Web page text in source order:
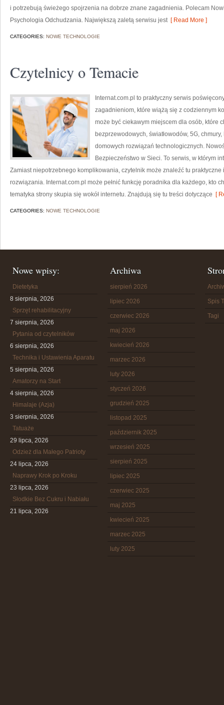
i potrzebują świeżego spojrzenia na dobrze znane zagadnienia. Polecam
Psychologia Odchudzania. Największą zaletą serwisu jest[ Read More ]
CATEGORIES: NOWE TECHNOLOGIE
Czytelnicy o Temacie
Internat.com.pl to praktyczny serwis
zagadnieniom, które wiążą się z codziennym
może być ciekawym miejscem dla osób, które
bezprzewodowych, światłowodów, 5G,
domowych rozwiązań technologicznych.
Bezpieczeństwo w Sieci. To serwis, w którym
Zamiast niepotrzebnego komplikowania, czytelnik może znaleźć tu
rozwiązania. Internat.com.pl może pełnić funkcję poradnika dla każdego, kto
tematyka strony skupia się wokół internetu. Znajdują się tu treści dotyczące [
CATEGORIES: NOWE TECHNOLOGIE
Nowe wpisy:
Dietetyka
8 sierpnia, 2026
Sprzęt rehabilitacyjny
7 sierpnia, 2026
Pytania od czytelników
6 sierpnia, 2026
Technika i Ustawienia Aparatu
5 sierpnia, 2026
Amatorzy na Start
4 sierpnia, 2026
Himalaje (Azja)
3 sierpnia, 2026
Tatuaże
29 lipca, 2026
Odzież dla Małego Patrioty
24 lipca, 2026
Naprawy Krok po Kroku
23 lipca, 2026
Słodkie Bez Cukru i Nabiału
21 lipca, 2026
Archiwa
sierpień 2026
lipiec 2026
czerwiec 2026
maj 2026
kwiecień 2026
marzec 2026
luty 2026
styczeń 2026
grudzień 2025
listopad 2025
październik 2025
wrzesień 2025
sierpień 2025
lipiec 2025
czerwiec 2025
maj 2025
kwiecień 2025
marzec 2025
luty 2025
Spis
Tagi